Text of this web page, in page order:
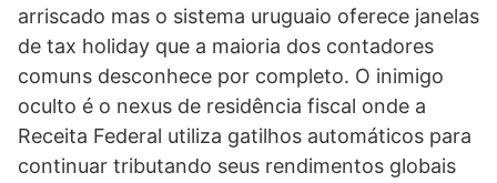
arriscado mas o sistema uruguaio oferece janelas
de tax holiday que a maioria dos contadores
comuns desconhece por completo. O inimigo
oculto é o nexus de residência fiscal onde a
Receita Federal utiliza gatilhos automáticos para
continuar tributando seus rendimentos globais